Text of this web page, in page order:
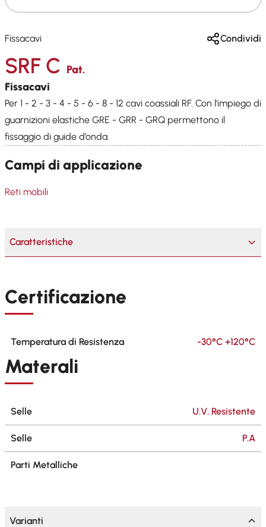
Fissacavi Condividi
SRF C Pat.
Fissacavi
Per 1 - 2 - 3 - 4 - 5 - 6 - 8 - 12 cavi coassiali RF. Con l’impiego di
guarnizioni elastiche GRE - GRR - GRQ permettono il
fissaggio di guide d’onda.
Campi di applicazione
Reti mobili
Caratteristiche
Certificazione
Temperatura di Resistenza -30°C +120°C
Materali
Selle U.V. Resistente
Selle P.A
Parti Metalliche
Varianti